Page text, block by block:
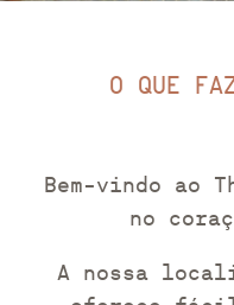
O QUE
Bem-vindo ao
no
A nossa